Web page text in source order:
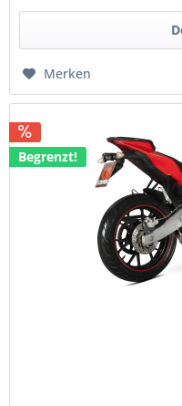
Merken
Begrenzt!